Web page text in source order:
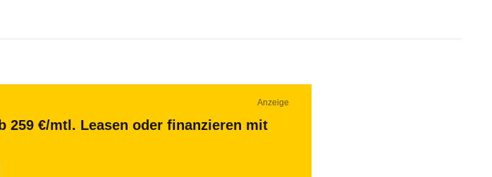
Anzeige
259 €/mtl. Leasen oder finanzieren mit